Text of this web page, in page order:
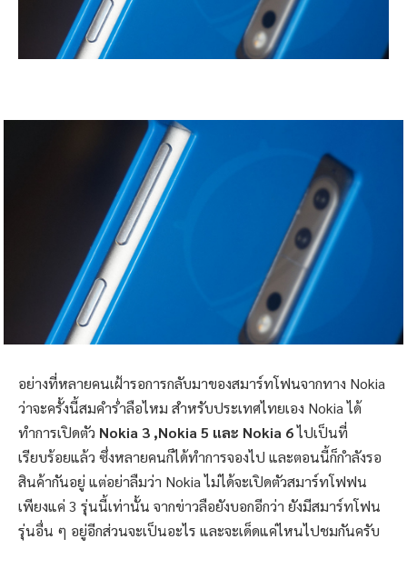
อย่างที่หลายคนเฝ้ารอการกลับมาของสมาร์ทโฟนจากทาง Nokia
ว่าจะครั้งนี้สมคำร่ำลือไหม สำหรับประเทศไทยเอง Nokia ได้
ทำการเปิดตัว Nokia 3 ,Nokia 5 และ Nokia 6ไปเป็นที่
เรียบร้อยแล้ว ซึ่งหลายคนก็ได้ทำการจองไป และตอนนี้ก็กำลังรอ
สินค้ากันอยู่ แต่อย่าลืมว่า Nokia ไม่ได้จะเปิดตัวสมาร์ทโฟฟน
เพียงแค่ 3 รุ่นนี้เท่านั้น จากข่าวลือยังบอกอีกว่า ยังมีสมาร์ทโฟน
รุ่นอื่น ๆ อยู่อีกส่วนจะเป็นอะไร และจะเด็ดแค่ไหนไปชมกันครับ